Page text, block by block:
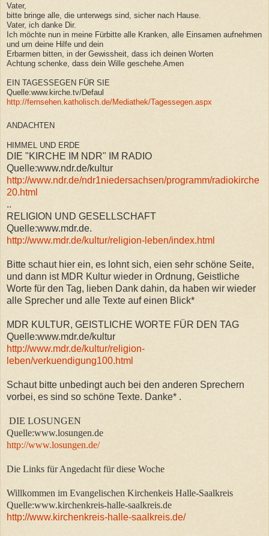
Vater,
bitte bringe alle, die unterwegs sind, sicher nach Hause.
Vater, ich danke Dir.
Ich möchte nun in meine Fürbitte alle Kranken, alle Einsamen aufnehmen
und um deine Hilfe und dein
Erbarmen bitten, in der Gewissheit, dass ich deinen Worten
Achtung schenke, dass dein Wille geschehe.Amen
EIN TAGESSEGEN FÜR SIE
Quelle:www.kirche.tv/Defaul
http://fernsehen.katholisch.de/Mediathek/Tagessegen.aspx
ANDACHTEN
HIMMEL UND ERDE
DIE "KIRCHE IM NDR" IM RADIO
Quelle:www.ndr.de/kultur
http://www.ndr.de/ndr1niedersachsen/programm/radiokirche
20.html
..
RELIGION UND GESELLSCHAFT
Quelle:www.mdr.de.
http://www.mdr.de/kultur/religion-leben/index.html
Bitte schaut hier ein, es lohnt sich, eien sehr schöne Seite,
und dann ist MDR Kultur wieder in Ordnung, Geistliche
Worte für den Tag, lieben Dank dahin, da haben wir wieder
alle Sprecher und alle Texte auf einen Blick*
MDR KULTUR, GEISTLICHE WORTE FÜR DEN TAG
Quelle:www.mdr.de/kultur
http://www.mdr.de/kultur/religion-
leben/verkuendigung100.html
Schaut bitte unbedingt auch bei den anderen Sprechern
vorbei, es sind so schöne Texte. Danke* .
DIE LOSUNGEN
Quelle:www.losungen.de
http://www.losungen.de/
Die Links für Angedacht für diese Woche
Willkommen im Evangelischen Kirchenkeis Halle-Saalkreis
Quelle:www.kirchenkreis-halle-saalkreis.de
http://www.kirchenkreis-halle-saalkreis.de/